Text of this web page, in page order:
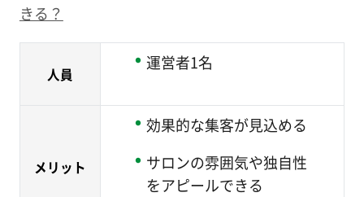
きる？
人員
運営者1名
メリット
効果的な集客が見込める
サロンの雰囲気や独自性
をアピールできる